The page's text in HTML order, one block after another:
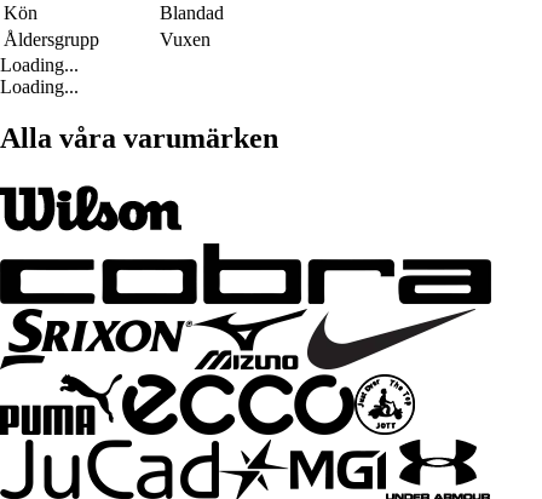
Kön
Blandad
Åldersgrupp
Vuxen
Loading...
Loading...
Alla våra varumärken